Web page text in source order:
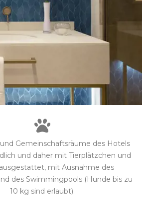
Gemeinschaftsräume des Hotels
und daher mit Tierplätzchen und
mit Ausnahme des
des Swimmingpools (Hunde bis zu
10 kg sind erlaubt).